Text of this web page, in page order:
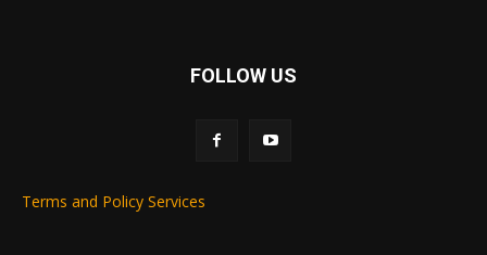
FOLLOW US
Terms and Policy Services